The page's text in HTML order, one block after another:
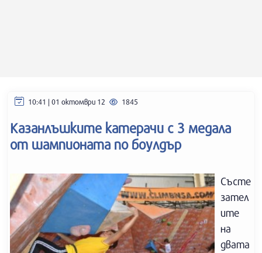
10:41 | 01 октомври 12 1845
Казанлъшките катерачи с 3 медала
от шампионата по боулдър
Състе
зател
ите
на
двата